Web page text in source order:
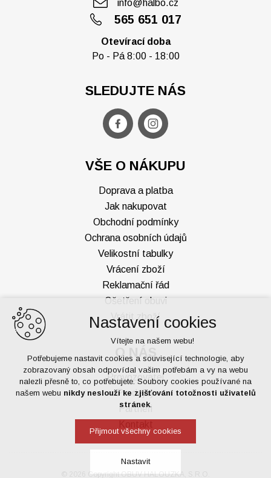
565 651 017
info@halbo.cz
Otevírací doba
Po - Pá 8:00 - 18:00
O NÁS
Provozovatel
Prodejny
Partneři
VŠE O NÁKUPU
Doprava a platba
Jak nakupovat
Obchodní podmínky
Ochrana osobních údajů
Velikostní tabulky
Vrácení zboží
Reklamační řád
Ošetření obuvi
Vrátit zboží
SLEDUJTE NÁS
© 2026 Copyright OBUV HALOUZKA, S.R.O.
Nastavení cookies
Vítejte na našem webu!
Potřebujeme nastavit cookies a související technologie, aby
zobrazovaný obsah odpovídal vašim potřebám a vy na webu
nalezli přesně to, co potřebujete. Soubory cookies používané na
našem webu nikdy neslouží ke zjišťování totožnosti uživatelů
stránek.
Přijmout všechny cookies
Nastavit